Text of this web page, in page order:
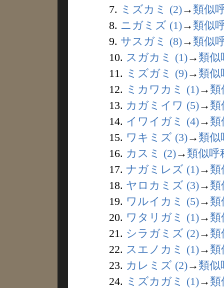
7. ミズカミ (2)→ 類似
8. ニガミズ (1)→ 類似
9. サスガミ (8)→ 類似
10. スガカミ (1)→ 類似
11. ミズガミ (9)→ 類似
12. ミカワカミ (1)→ 類
13. カガミイワ (5)→ 類
14. イワイガミ (4)→ 類
15. ワキミズ (3)→ 類似
16. カスミ (2)→ 類似呼
17. ナガミレズ (1)→ 類
18. ヤロカミズ (3)→ 類
19. ワルイカミ (5)→ 類
20. ワタリガミ (1)→ 類
21. シラガミズ (2)→ 類
22. スエノカミ (1)→ 類
23. カレミズ (2)→ 類似
24. ミズカガミ (1)→ 類